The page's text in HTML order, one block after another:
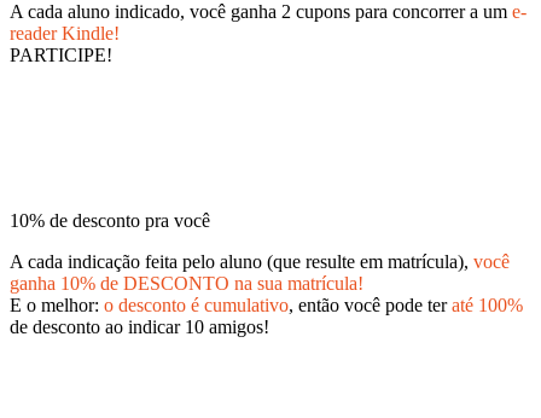
A cada aluno indicado, você ganha 2 cupons para concorrer a um e-
reader Kindle!
PARTICIPE!
10% de desconto pra você
A cada indicação feita pelo aluno (que resulte em matrícula), você
ganha 10% de DESCONTO na sua matrícula!
E o melhor: o desconto é cumulativo, então você pode teraté 100%
de desconto ao indicar 10 amigos!